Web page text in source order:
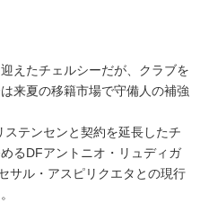
えたチェルシーだが、クラブを
来夏の移籍市場で守備人の補強
テンセンと契約を延長したチ
るDFアントニオ・リュディガ
サル・アスピリクエタとの現行